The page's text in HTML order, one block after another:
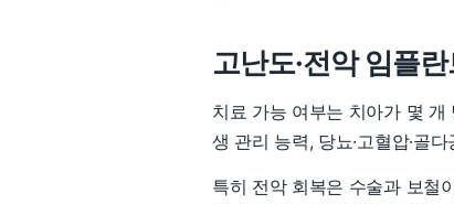
고난도·전악 임플
치료 가능 여부는 치아가 몇
생 관리 능력, 당뇨·고혈압·골
특히 전악 회복은 수술과 보철